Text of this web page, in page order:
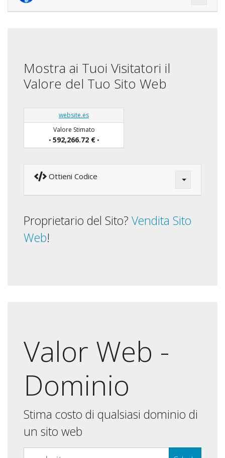
Mostra ai Tuoi Visitatori il
Valore del Tuo Sito Web
website.es
Valore Stimato
• 592,266.72 €•
Ottieni Codice
Proprietario del Sito? Vendita Sito
Web!
Valor Web -
Dominio
Stima costo di qualsiasi dominio di
un sito web